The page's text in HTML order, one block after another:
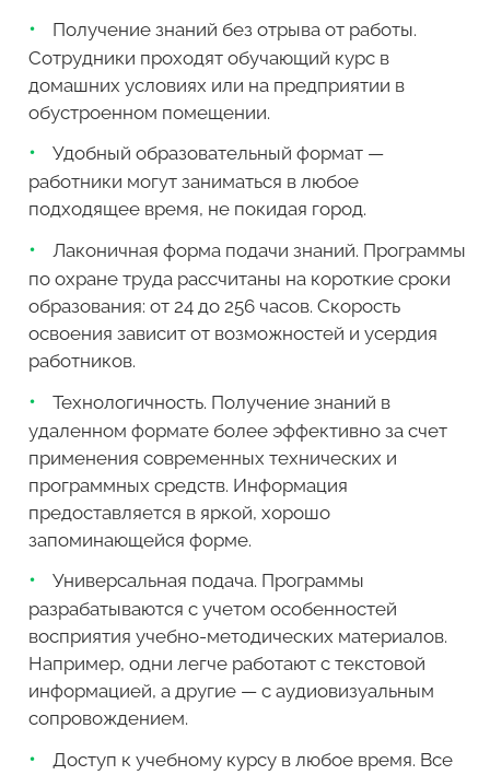
Получение знаний без отрыва от работы.
Сотрудники проходят обучающий курс в
домашних условиях или на предприятии в
обустроенном помещении.
Удобный образовательный формат —
работники могут заниматься в любое
подходящее время, не покидая город.
Лаконичная форма подачи знаний. Программы
по охране труда рассчитаны на короткие сроки
образования: от 24 до 256 часов. Скорость
освоения зависит от возможностей и усердия
работников.
Технологичность. Получение знаний в
удаленном формате более эффективно за счет
применения современных технических и
программных средств. Информация
предоставляется в яркой, хорошо
запоминающейся форме.
Универсальная подача. Программы
разрабатываются с учетом особенностей
восприятия учебно-методических материалов.
Например, одни легче работают с текстовой
информацией, а другие — с аудиовизуальным
сопровождением.
Доступ к учебному курсу в любое время. Все